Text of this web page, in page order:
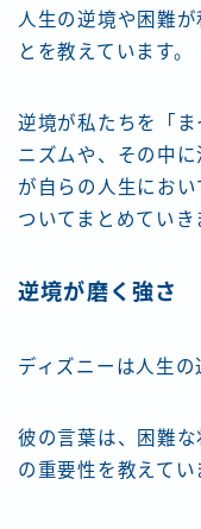
人生の逆境や困難
とを教えています。
逆境が私たちを「
ニズムや、その中
が自らの人生にお
ついてまとめていき
逆境が磨く強さ
ディズニーは人生の
彼の言葉は、困難
の重要性を教えてい